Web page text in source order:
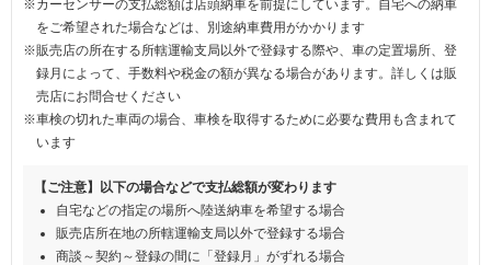
※カーセンサーの支払総額は店頭納車を前提にしています。自宅への納車
をご希望された場合などは、別途納車費用がかかります
※販売店の所在する所轄運輸支局以外で登録する際や、車の定置場所、登
録月によって、手数料や税金の額が異なる場合があります。詳しくは販
売店にお問合せください
※車検の切れた車両の場合、車検を取得するために必要な費用も含まれて
います
【ご注意】以下の場合などで支払総額が変わります
自宅などの指定の場所へ陸送納車を希望する場合
販売店所在地の所轄運輸支局以外で登録する場合
商談～契約～登録の間に「登録月」がずれる場合